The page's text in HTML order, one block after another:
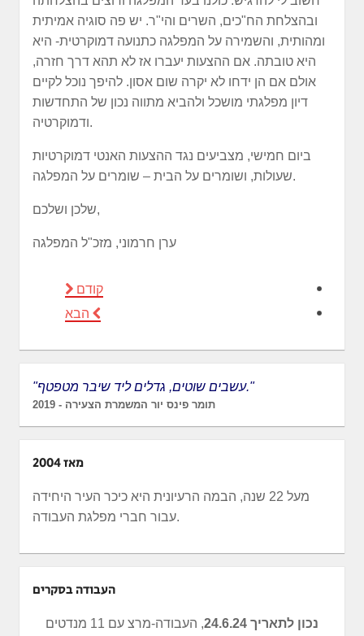
ובהצלחת הח"כים, השרים והי"ר. יש פה סוגיה אמיתית
ומהותית, והשמירה על המפלגה כתנועה דמוקרטית- היא
היא טובתה. אם ההצעות יעברו אז לא תהא דרך חזרה,
אולם אם הן ידחו לא יקרה שום אסון. להיפך נוכל לקיים
דיון מפלגתי מושכל ולהביא מתווה נכון של התחדשות
ודמוקרטיה.
ביום חמישי, מצביעים נגד ההצעות האנטי דמוקרטיות
שעולות, ושומרים על הבית – שומרים על המפלגה.
שלכן ושלכם,
ערן חרמוני, מזכ"ל המפלגה
קודם
הבא
"עשבים שוטים, גדלים ליד שיבר מטפטף."
תומר פינס יור המשמרת הצעירה - 2019
מאז 2004
מעל 22 שנה, הבמה הרעיונית היא כיכר העיר היחידה
עבור חברי מפלגת העבודה.
העבודה בסקרים
נכון לתאריך 24.6.24
, העבודה-מרצ עם 11 מנדטים